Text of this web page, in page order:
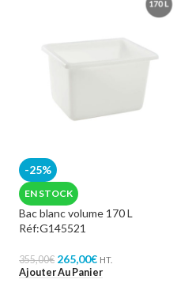
-25%
EN STOCK
Bac blanc volume 170 L
Réf:G145521
355,00€ 265,00€ HT.
Ajouter Au Panier